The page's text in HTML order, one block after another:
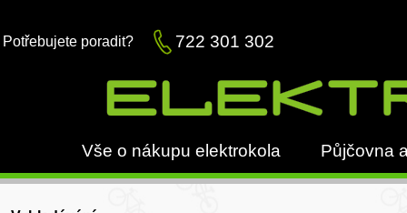
Potřebujete poradit? 722 301 302
Vše o nákupu elektrokola Půjčovna